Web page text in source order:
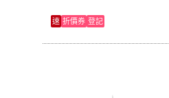
速 折價券 登記